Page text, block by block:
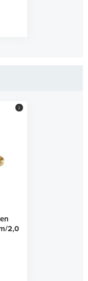
2,0
i